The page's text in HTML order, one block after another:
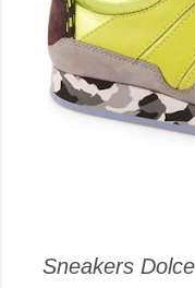
Sneakers